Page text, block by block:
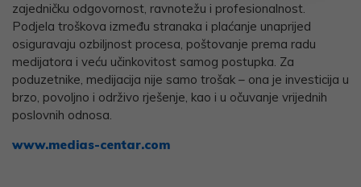
zajedničku odgovornost, ravnotežu i profesionalnost.
Podjela troškova između stranaka i plaćanje unaprijed
osiguravaju ozbiljnost procesa, poštovanje prema radu
medijatora i veću učinkovitost samog postupka. Za
poduzetnike, medijacija nije samo trošak – ona je investicija u
brzo, povoljno i održivo rješenje, kao i u očuvanje vrijednih
poslovnih odnosa.
www.medias-centar.com